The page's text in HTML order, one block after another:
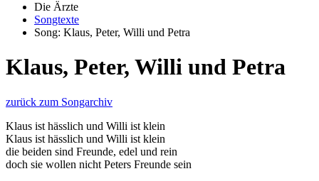
Die Ärzte
Songtexte
Song: Klaus, Peter, Willi und Petra
Klaus, Peter, Willi und Petra
zurück zum Songarchiv
Klaus ist hässlich und Willi ist klein
Klaus ist hässlich und Willi ist klein
die beiden sind Freunde, edel und rein
doch sie wollen nicht Peters Freunde sein